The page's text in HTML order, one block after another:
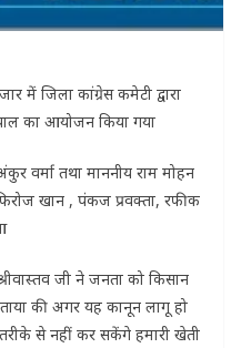
में जिला कांग्रेस कमेटी द्वारा
का आयोजन किया गया
वर्मा तथा माननीय राम मोहन
खान , पंकज प्रवक्ता, रफीक
जी ने जनता को किसान
की अगर यह कानून लागू हो
से नहीं कर सकेंगे हमारी खेती